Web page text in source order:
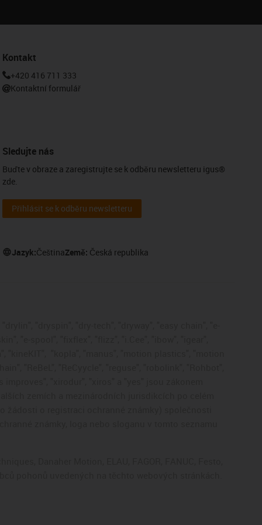
Kontakt
+420 416 711 333
Kontaktní formulář
Sledujte nás
Buďte v obraze a zaregistrujte se k odběru newsletteru igus®
zde.
Přihlásit se k odběru newsletteru
Jazyk:ČeštinaZemě: Česká republika